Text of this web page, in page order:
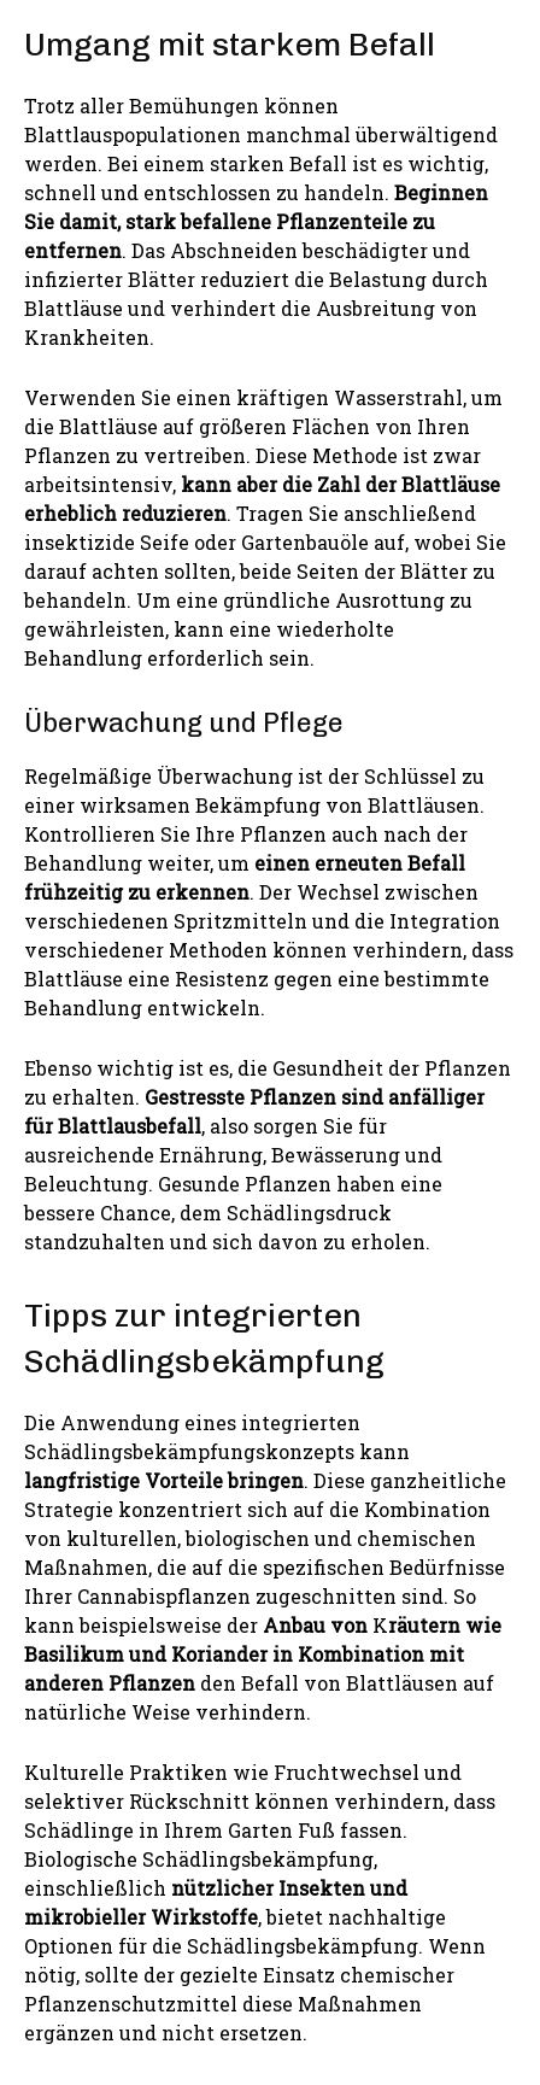
Umgang mit starkem Befall
Trotz aller Bemühungen können
Blattlauspopulationen manchmal überwältigend
werden. Bei einem starken Befall ist es wichtig,
schnell und entschlossen zu handeln. Beginnen
Sie damit, stark befallene Pflanzenteile zu
entfernen. Das Abschneiden beschädigter und
infizierter Blätter reduziert die Belastung durch
Blattläuse und verhindert die Ausbreitung von
Krankheiten.
Verwenden Sie einen kräftigen Wasserstrahl, um
die Blattläuse auf größeren Flächen von Ihren
Pflanzen zu vertreiben. Diese Methode ist zwar
arbeitsintensiv, kann aber die Zahl der Blattläuse
erheblich reduzieren. Tragen Sie anschließend
insektizide Seife oder Gartenbauöle auf, wobei Sie
darauf achten sollten, beide Seiten der Blätter zu
behandeln. Um eine gründliche Ausrottung zu
gewährleisten, kann eine wiederholte
Behandlung erforderlich sein.
Überwachung und Pflege
Regelmäßige Überwachung ist der Schlüssel zu
einer wirksamen Bekämpfung von Blattläusen.
Kontrollieren Sie Ihre Pflanzen auch nach der
Behandlung weiter, um einen erneuten Befall
frühzeitig zu erkennen. Der Wechsel zwischen
verschiedenen Spritzmitteln und die Integration
verschiedener Methoden können verhindern, dass
Blattläuse eine Resistenz gegen eine bestimmte
Behandlung entwickeln.
Ebenso wichtig ist es, die Gesundheit der Pflanzen
zu erhalten. Gestresste Pflanzen sind anfälliger
für Blattlausbefall, also sorgen Sie für
ausreichende Ernährung, Bewässerung und
Beleuchtung. Gesunde Pflanzen haben eine
bessere Chance, dem Schädlingsdruck
standzuhalten und sich davon zu erholen.
Tipps zur integrierten
Schädlingsbekämpfung
Die Anwendung eines integrierten
Schädlingsbekämpfungskonzepts kann
langfristige Vorteile bringen. Diese ganzheitliche
Strategie konzentriert sich auf die Kombination
von kulturellen, biologischen und chemischen
Maßnahmen, die auf die spezifischen Bedürfnisse
Ihrer Cannabispflanzen zugeschnitten sind. So
kann beispielsweise der Anbau von Kräutern wie
Basilikum und Koriander in Kombination mit
anderen Pflanzen den Befall von Blattläusen auf
natürliche Weise verhindern.
Kulturelle Praktiken wie Fruchtwechsel und
selektiver Rückschnitt können verhindern, dass
Schädlinge in Ihrem Garten Fuß fassen.
Biologische Schädlingsbekämpfung,
einschließlich nützlicher Insekten und
mikrobieller Wirkstoffe, bietet nachhaltige
Optionen für die Schädlingsbekämpfung. Wenn
nötig, sollte der gezielte Einsatz chemischer
Pflanzenschutzmittel diese Maßnahmen
ergänzen und nicht ersetzen.